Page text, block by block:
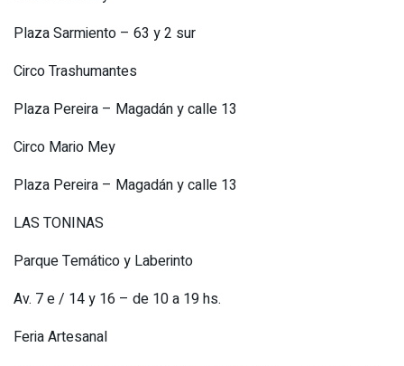
Plaza Sarmiento – 63 y 2 sur
Circo Trashumantes
Plaza Pereira – Magadán y calle 13
Circo Mario Mey
Plaza Pereira – Magadán y calle 13
LAS TONINAS
Parque Temático y Laberinto
Av. 7 e / 14 y 16 – de 10 a 19 hs.
Feria Artesanal